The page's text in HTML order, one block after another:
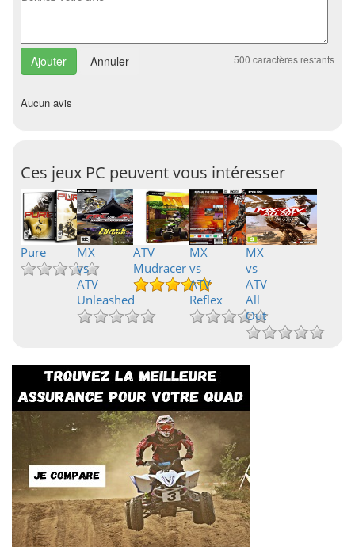
Annuler 500 caractères restants
Aucun avis
Ces jeux PC peuvent vous intéresser
Pure
MX
vs
ATV
Unleashed
ATV
Mudracer
MX
vs
ATV
Reflex
MX
vs
ATV
All
Out